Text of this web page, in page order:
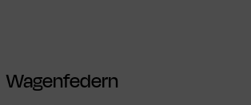
Wagenfedern